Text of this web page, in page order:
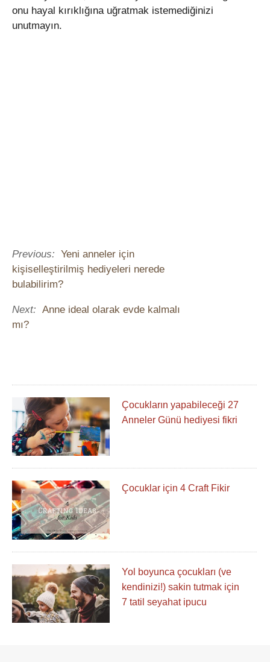
onu hayal kırıklığına uğratmak istemediğinizi
unutmayın.
Previous: Yeni anneler için
kişiselleştirilmiş hediyeleri nerede
bulabilirim?
Next: Anne ideal olarak evde kalmalı
mı?
Çocukların yapabileceği 27
Anneler Günü hediyesi fikri
Çocuklar için 4 Craft Fikir
Yol boyunca çocukları (ve
kendinizi!) sakin tutmak için
7 tatil seyahat ipucu